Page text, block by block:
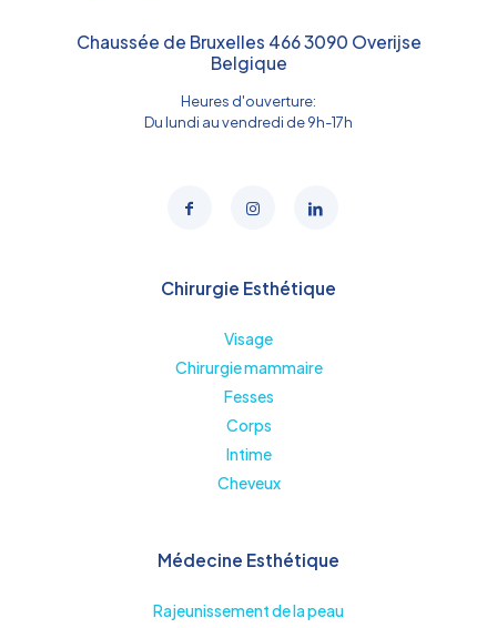
Chaussée de Bruxelles 466 3090 Overijse
Belgique
Heures d'ouverture:
Du lundi au vendredi de 9h-17h
Chirurgie Esthétique
Visage
Chirurgie mammaire
Fesses
Corps
Intime
Cheveux
Médecine Esthétique
Rajeunissement de la peau